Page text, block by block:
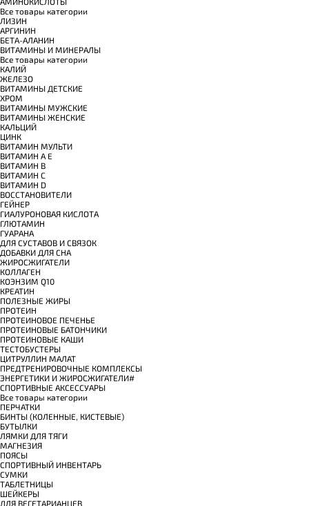
Все товары категории
ЛИЗИН
АРГИНИН
БЕТА-АЛАНИН
ВИТАМИНЫ И МИНЕРАЛЫ
Все товары категории
КАЛИЙ
ЖЕЛЕЗО
ВИТАМИНЫ ДЕТСКИЕ
ХРОМ
ВИТАМИНЫ МУЖСКИЕ
ВИТАМИНЫ ЖЕНСКИЕ
КАЛЬЦИЙ
ЦИНК
ВИТАМИН МУЛЬТИ
ВИТАМИН A E
ВИТАМИН B
ВИТАМИН C
ВИТАМИН D
ВОССТАНОВИТЕЛИ
ГЕЙНЕР
ГИАЛУРОНОВАЯ КИСЛОТА
ГЛЮТАМИН
ГУАРАНА
ДЛЯ СУСТАВОВ И СВЯЗОК
ДОБАВКИ ДЛЯ СНА
ЖИРОСЖИГАТЕЛИ
КОЛЛАГЕН
КОЭНЗИМ Q10
КРЕАТИН
ПОЛЕЗНЫЕ ЖИРЫ
ПРОТЕИН
ПРОТЕИНОВОЕ ПЕЧЕНЬЕ
ПРОТЕИНОВЫЕ БАТОНЧИКИ
ПРОТЕИНОВЫЕ КАШИ
ТЕСТОБУСТЕРЫ
ЦИТРУЛЛИН МАЛАТ
ПРЕДТРЕНИРОВОЧНЫЕ КОМПЛЕКСЫ
ЭНЕРГЕТИКИ И ЖИРОСЖИГАТЕЛИ#
СПОРТИВНЫЕ АКСЕССУАРЫ
Все товары категории
ПЕРЧАТКИ
БИНТЫ (КОЛЕННЫЕ, КИСТЕВЫЕ)
БУТЫЛКИ
ЛЯМКИ ДЛЯ ТЯГИ
МАГНЕЗИЯ
ПОЯСЫ
СПОРТИВНЫЙ ИНВЕНТАРЬ
СУМКИ
ТАБЛЕТНИЦЫ
ШЕЙКЕРЫ
ДЛЯ ВЕГЕТАРИАНЦЕВ